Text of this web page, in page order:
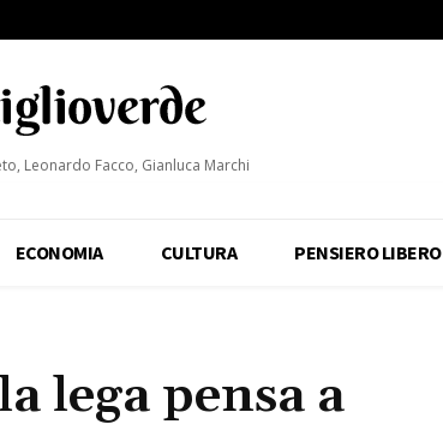
Leonardo Facco, Gianluca Marchi
ECONOMIA CULTURA PENSIERO LIBERO
lega pensa a